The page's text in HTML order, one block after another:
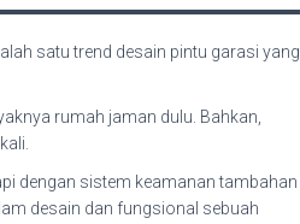
satu trend desain pintu garasi yang
rumah jaman dulu. Bahkan,
dengan sistem keamanan tambahan
desain dan fungsional sebuah